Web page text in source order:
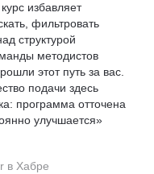
избавляет
фильтровать
структурой
методистов
этот путь за вас.
подачи здесь
программа отточена
улучшается»
в Хабре